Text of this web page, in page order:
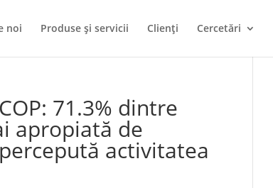
noi Produse și servicii Clienți Cercetări
71.3% dintre
apropiată de
activitatea